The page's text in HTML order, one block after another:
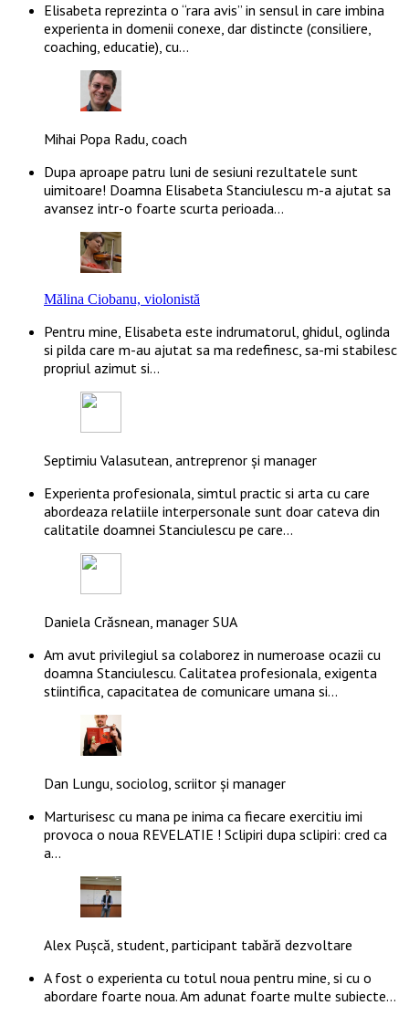
Elisabeta reprezinta o “rara avis” in sensul in care imbina
experienta in domenii conexe, dar distincte (consiliere,
coaching, educatie), cu…
Mihai Popa Radu, coach
Dupa aproape patru luni de sesiuni rezultatele sunt
uimitoare! Doamna Elisabeta Stanciulescu m-a ajutat sa
avansez intr-o foarte scurta perioada…
Mălina Ciobanu, violonistă
Pentru mine, Elisabeta este indrumatorul, ghidul, oglinda
si pilda care m-au ajutat sa ma redefinesc, sa-mi stabilesc
propriul azimut si…
Septimiu Valasutean, antreprenor și manager
Experienta profesionala, simtul practic si arta cu care
abordeaza relatiile interpersonale sunt doar cateva din
calitatile doamnei Stanciulescu pe care…
Daniela Crăsnean, manager SUA
Am avut privilegiul sa colaborez in numeroase ocazii cu
doamna Stanciulescu. Calitatea profesionala, exigenta
stiintifica, capacitatea de comunicare umana si…
Dan Lungu, sociolog, scriitor și manager
Marturisesc cu mana pe inima ca fiecare exercitiu imi
provoca o noua REVELATIE ! Sclipiri dupa sclipiri: cred ca
a…
Alex Pușcă, student, participant tabără dezvoltare
A fost o experienta cu totul noua pentru mine, si cu o
abordare foarte noua. Am adunat foarte multe subiecte…